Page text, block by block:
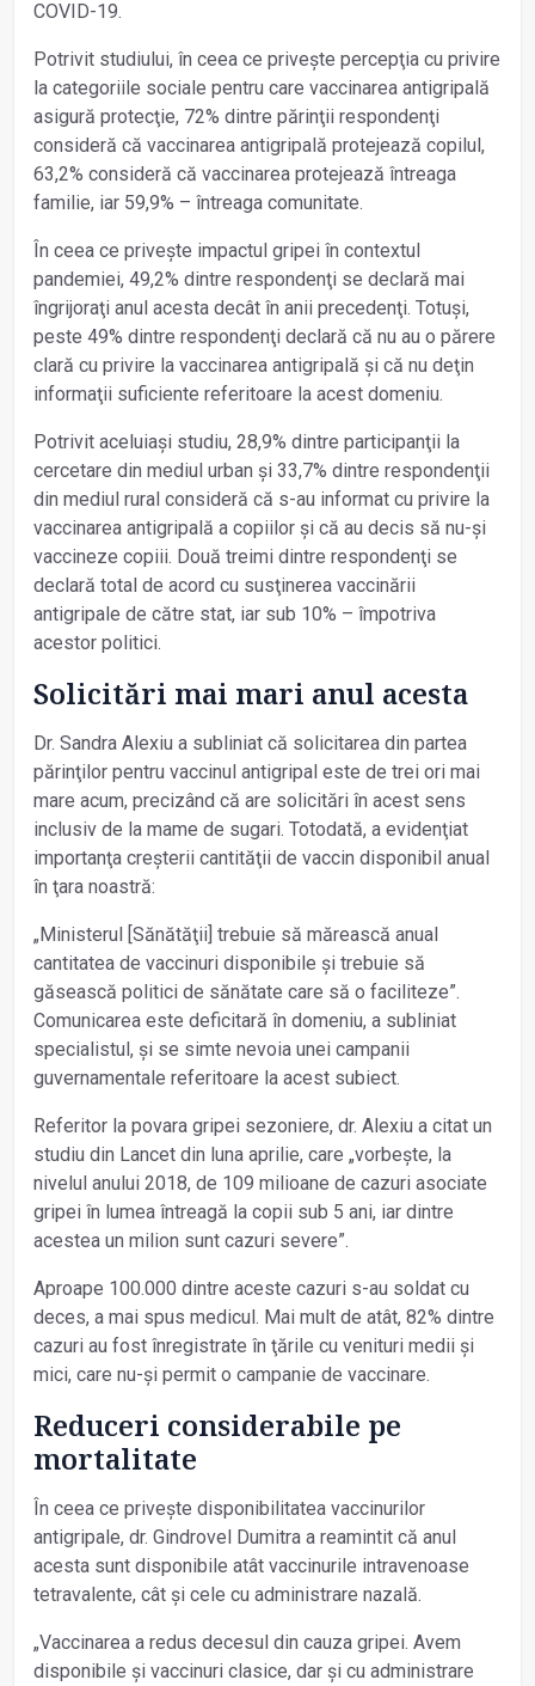
COVID-19.
Potrivit studiului, în ceea ce privește percepţia cu privire
la categoriile sociale pentru care vaccinarea antigripală
asigură protecţie, 72% dintre părinţii respondenţi
consideră că vaccinarea antigripală protejează copilul,
63,2% consideră că vaccinarea protejează întreaga
familie, iar 59,9% – întreaga comunitate.
În ceea ce privește impactul gripei în contextul
pandemiei, 49,2% dintre respondenţi se declară mai
îngrijoraţi anul acesta decât în anii precedenţi. Totuși,
peste 49% dintre respondenţi declară că nu au o părere
clară cu privire la vaccinarea antigripală și că nu deţin
informaţii suficiente referitoare la acest domeniu.
Potrivit aceluiași studiu, 28,9% dintre participanţii la
cercetare din mediul urban și 33,7% dintre respondenţii
din mediul rural consideră că s-au informat cu privire la
vaccinarea antigripală a copiilor și că au decis să nu-și
vaccineze copiii. Două treimi dintre respondenţi se
declară total de acord cu susţinerea vaccinării
antigripale de către stat, iar sub 10% – împotriva
acestor politici.
Solicitări mai mari anul acesta
Dr. Sandra Alexiu a subliniat că solicitarea din partea
părinţilor pentru vaccinul antigripal este de trei ori mai
mare acum, precizând că are solicitări în acest sens
inclusiv de la mame de sugari. Totodată, a evidenţiat
importanţa creșterii cantităţii de vaccin disponibil anual
în ţara noastră:
„Ministerul [Sănătăţii] trebuie să mărească anual
cantitatea de vaccinuri disponibile și trebuie să
găsească politici de sănătate care să o faciliteze”.
Comunicarea este deficitară în domeniu, a subliniat
specialistul, și se simte nevoia unei campanii
guvernamentale referitoare la acest subiect.
Referitor la povara gripei sezoniere, dr. Alexiu a citat un
studiu din Lancet din luna aprilie, care „vorbește, la
nivelul anului 2018, de 109 milioane de cazuri asociate
gripei în lumea întreagă la copii sub 5 ani, iar dintre
acestea un milion sunt cazuri severe”.
Aproape 100.000 dintre aceste cazuri s-au soldat cu
deces, a mai spus medicul. Mai mult de atât, 82% dintre
cazuri au fost înregistrate în ţările cu venituri medii și
mici, care nu-și permit o campanie de vaccinare.
Reduceri considerabile pe
mortalitate
În ceea ce privește disponibilitatea vaccinurilor
antigripale, dr. Gindrovel Dumitra a reamintit că anul
acesta sunt disponibile atât vaccinurile intravenoase
tetravalente, cât și cele cu administrare nazală.
„Vaccinarea a redus decesul din cauza gripei. Avem
disponibile și vaccinuri clasice, dar și cu administrare